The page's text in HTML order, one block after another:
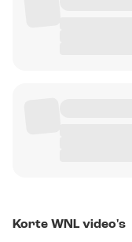
Korte WNL video's